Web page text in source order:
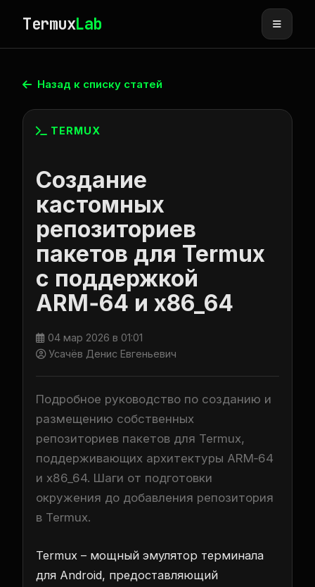
TermuxLab
Назад к списку статей
TERMUX
Создание
кастомных
репозиториев
пакетов для Termux
с поддержкой
ARM‑64 и x86_64
04 мар 2026 в 01:01
Усачёв Денис Евгеньевич
Подробное руководство по созданию и
размещению собственных
репозиториев пакетов для Termux,
поддерживающих архитектуры ARM‑64
и x86_64. Шаги от подготовки
окружения до добавления репозитория
в Termux.
Termux – мощный эмулятор терминала
для Android, предоставляющий